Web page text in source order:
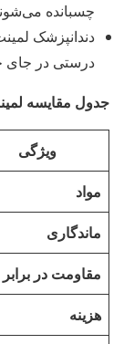
چسبانده
دندانپزشک
درستی در جای
جدول مقایسه
ویژگی
مواد
ماندگاری
مقاومت در
هزینه